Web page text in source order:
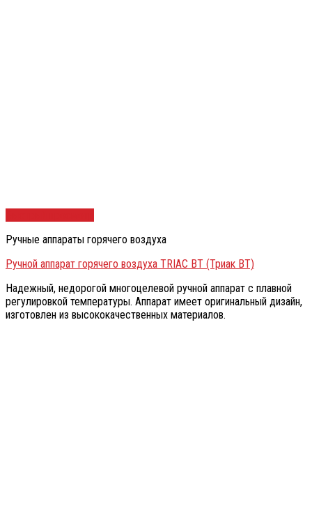
Ручные аппараты горячего воздуха
Ручной аппарат горячего воздуха TRIAC BT (Триак BT)
Надежный, недорогой многоцелевой ручной аппарат с плавной
регулировкой температуры. Аппарат имеет оригинальный дизайн,
изготовлен из высококачественных материалов.